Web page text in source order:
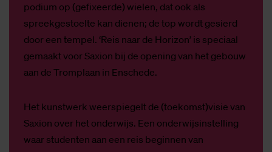
podium op (gefixeerde) wielen, dat ook als
spreekgestoelte kan dienen; de top wordt gesierd
door een tempel. ‘Reis naar de Horizon’ is speciaal
gemaakt voor Saxion bij de opening van het gebouw
aan de Tromplaan in Enschede.
Het kunstwerk weerspiegelt de (toekomst)visie van
Saxion over het onderwijs. Een onderwijsinstelling
waar studenten aan een reis beginnen van